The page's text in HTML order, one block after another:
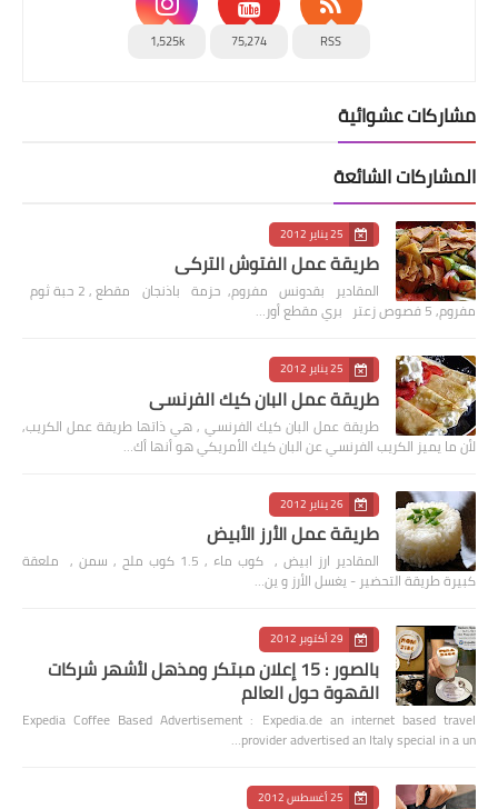
RSS
75,274
1,525k
مشاركات عشوائية
المشاركات الشائعة
25 يناير 2012
طريقة عمل الفتوش التركي
المقادير بقدونس مفروم, حزمة باذنجان مقطع , 2 حبة ثوم
مفروم, 5 فصوص زعتر بري مقطع أور…
25 يناير 2012
طريقة عمل البان كيك الفرنسي
طريقة عمل البان كيك الفرنسي , هي ذاتها طريقة عمل الكريب,
لأن ما يميز الكريب الفرنسي عن البان كيك الأمريكي هو أنها أك…
26 يناير 2012
طريقة عمل الأرز الأبيض
المقادير ارز ابيض , كوب ماء , 1.5 كوب ملح , سمن , ملعقة
كبيرة طريقة التحضير - يغسل الأرز و ين…
29 أكتوبر 2012
بالصور : 15 إعلان مبتكر ومذهل لأشهر شركات
القهوة حول العالم
Expedia Coffee Based Advertisement : Expedia.de an internet based travel
provider advertised an Italy special in a un…
25 أغسطس 2012